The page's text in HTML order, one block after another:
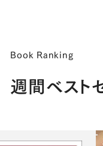
Book Ranking
週間ベスト